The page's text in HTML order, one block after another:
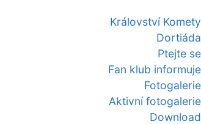
Království Komety
Dortiáda
Ptejte se
Fan klub informuje
Fotogalerie
Aktivní fotogalerie
Download